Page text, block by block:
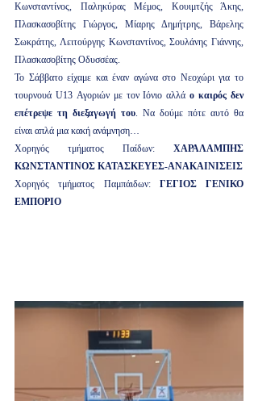
Κωνσταντίνος, Παληκύρας Μέμος, Κουιμτζής Άκης,
Πλασκασοβίτης Γιώργος, Μίαρης Δημήτρης, Βάρελης
Σωκράτης, Λειτούργης Κωνσταντίνος, Σουλάνης Γιάννης,
Πλασκασοβίτης Οδυσσέας.
Το Σάββατο είχαμε και έναν αγώνα στο Νεοχώρι για το
τουρνουά U13 Αγοριών με τον Ιόνιο αλλά ο καιρός δεν
επέτρεψε τη διεξαγωγή του. Να δούμε πότε αυτό θα
είναι απλά μια κακή ανάμνηση…
Χορηγός τμήματος Παίδων: ΧΑΡΑΛΑΜΠΗΣ
ΚΩΝΣΤΑΝΤΙΝΟΣ ΚΑΤΑΣΚΕΥΕΣ-ΑΝΑΚΑΙΝΙΣΕΙΣ
Χορηγός τμήματος Παμπάιδων: ΓΕΓΙΟΣ ΓΕΝΙΚΟ
ΕΜΠΟΡΙΟ